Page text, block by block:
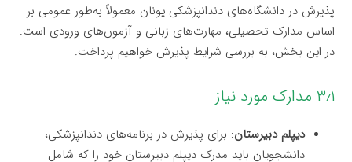
پذیرش در دانشگاه‌های دندانپزشکی یونان معمولاً به‌طور عمومی بر
اساس مدارک تحصیلی، مهارت‌های زبانی و آزمون‌های ورودی است.
در این بخش، به بررسی شرایط پذیرش خواهیم پرداخت.
۳٫۱ مدارک مورد نیاز
دیپلم دبیرستان: برای پذیرش در برنامه‌های دندانپزشکی،
دانشجویان باید مدرک دیپلم دبیرستان خود را که شامل